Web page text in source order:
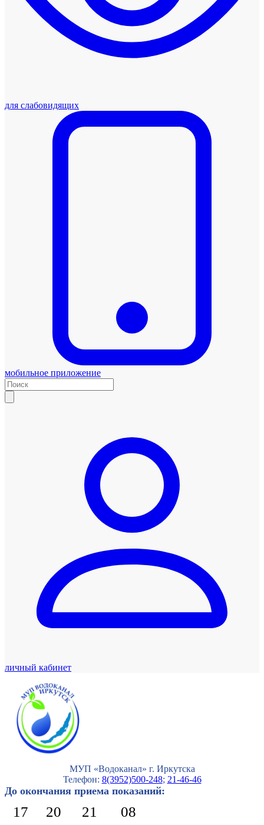
для слабовидящих
мобильное приложение
личный кабинет
МУП «Водоканал» г. Иркутска
Телефон: 8(3952)500-248; 21-46-46
До окончания приема показаний:
17 20 21 08